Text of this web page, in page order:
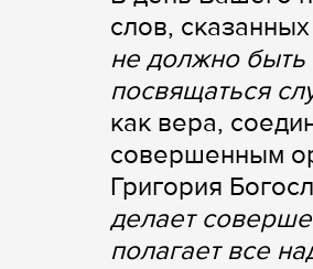
слов,
не должно быть
посвящаться
как вера,
совершенным
Григория
делает
полагает все